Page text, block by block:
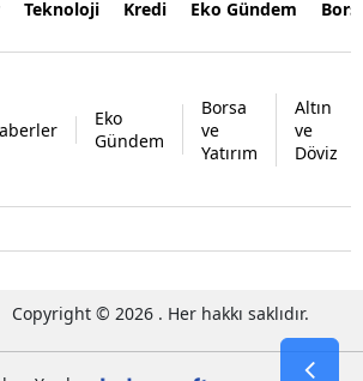
Teknoloji Kredi Eko Gündem
Eko
Gündem
Borsa
ve
Yatırım
Altın
ve
Döviz
Copyright © 2026 . Her hakkı saklıdır.